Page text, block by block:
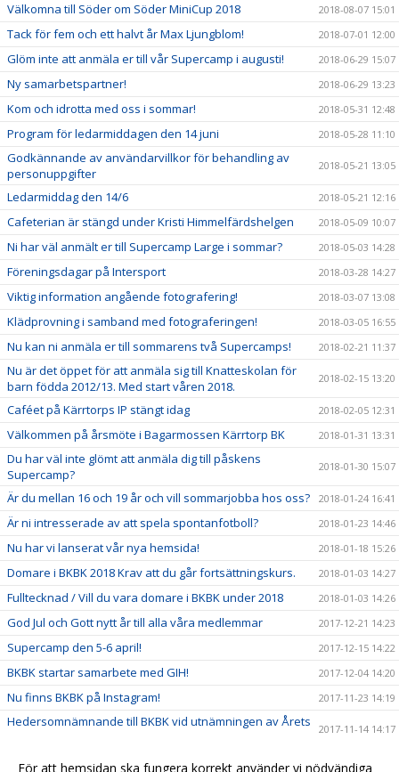
Välkomna till Söder om Söder MiniCup 2018 2018-08-07 15:01
Tack för fem och ett halvt år Max Ljungblom! 2018-07-01 12:00
Glöm inte att anmäla er till vår Supercamp i augusti! 2018-06-29 15:07
Ny samarbetspartner! 2018-06-29 13:23
Kom och idrotta med oss i sommar! 2018-05-31 12:48
Program för ledarmiddagen den 14 juni 2018-05-28 11:10
Godkännande av användarvillkor för behandling av
personuppgifter
2018-05-21 13:05
Ledarmiddag den 14/6 2018-05-21 12:16
Cafeterian är stängd under Kristi Himmelfärdshelgen 2018-05-09 10:07
Ni har väl anmält er till Supercamp Large i sommar? 2018-05-03 14:28
Föreningsdagar på Intersport 2018-03-28 14:27
Viktig information angående fotografering! 2018-03-07 13:08
Klädprovning i samband med fotograferingen! 2018-03-05 16:55
Nu kan ni anmäla er till sommarens två Supercamps! 2018-02-21 11:37
Nu är det öppet för att anmäla sig till Knatteskolan för
barn födda 2012/13. Med start våren 2018.
2018-02-15 13:20
Caféet på Kärrtorps IP stängt idag 2018-02-05 12:31
Välkommen på årsmöte i Bagarmossen Kärrtorp BK 2018-01-31 13:31
Du har väl inte glömt att anmäla dig till påskens
Supercamp?
2018-01-30 15:07
Är du mellan 16 och 19 år och vill sommarjobba hos oss? 2018-01-24 16:41
Är ni intresserade av att spela spontanfotboll? 2018-01-23 14:46
Nu har vi lanserat vår nya hemsida! 2018-01-18 15:26
Domare i BKBK 2018 Krav att du går fortsättningskurs. 2018-01-03 14:27
Fulltecknad / Vill du vara domare i BKBK under 2018 2018-01-03 14:26
God Jul och Gott nytt år till alla våra medlemmar 2017-12-21 14:23
Supercamp den 5-6 april! 2017-12-15 14:22
BKBK startar samarbete med GIH! 2017-12-04 14:20
Nu finns BKBK på Instagram! 2017-11-23 14:19
Hedersomnämnande till BKBK vid utnämningen av Årets
2017-11-14 14:17
Ny stödlinje för idrottsledare 2017-11-14 14:15
För att hemsidan ska fungera korrekt använder vi nödvändiga